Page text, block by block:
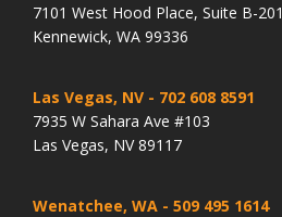
7101 West Hood Place, Suite B-201
Kennewick, WA 99336
Las Vegas, NV - 702 608 8591
7935 W Sahara Ave #103
Las Vegas, NV 89117
Wenatchee, WA - 509 495 1614